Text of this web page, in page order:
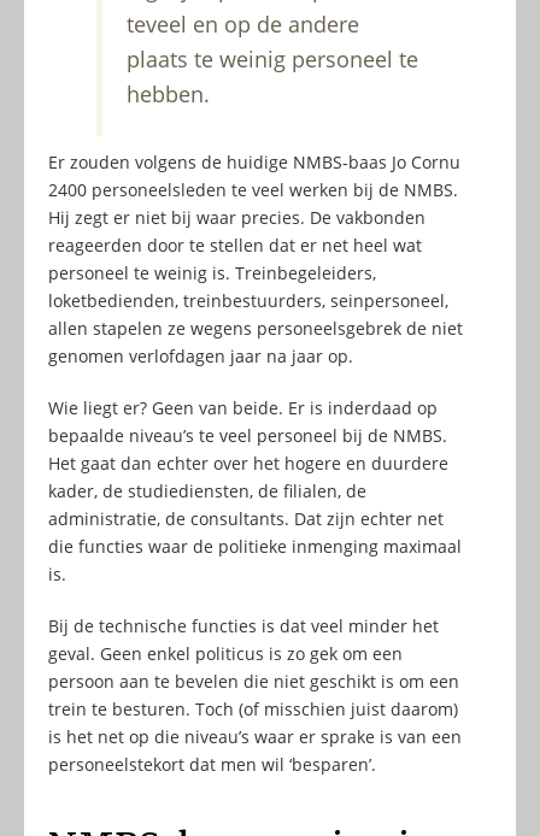
teveel en op de andere
plaats te weinig personeel te
hebben.
Er zouden volgens de huidige NMBS-baas Jo Cornu
2400 personeelsleden te veel werken bij de NMBS.
Hij zegt er niet bij waar precies. De vakbonden
reageerden door te stellen dat er net heel wat
personeel te weinig is. Treinbegeleiders,
loketbedienden, treinbestuurders, seinpersoneel,
allen stapelen ze wegens personeelsgebrek de niet
genomen verlofdagen jaar na jaar op.
Wie liegt er? Geen van beide. Er is inderdaad op
bepaalde niveau’s te veel personeel bij de NMBS.
Het gaat dan echter over het hogere en duurdere
kader, de studiediensten, de filialen, de
administratie, de consultants. Dat zijn echter net
die functies waar de politieke inmenging maximaal
is.
Bij de technische functies is dat veel minder het
geval. Geen enkel politicus is zo gek om een
persoon aan te bevelen die niet geschikt is om een
trein te besturen. Toch (of misschien juist daarom)
is het net op die niveau’s waar er sprake is van een
personeelstekort dat men wil ‘besparen’.